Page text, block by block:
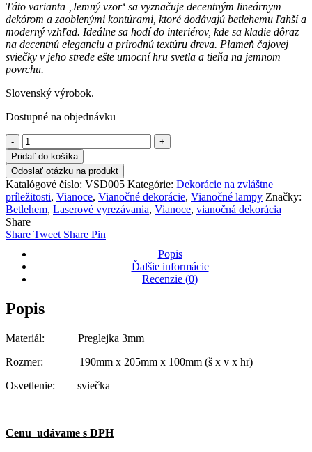
Táto varianta ‚Jemný vzor‘ sa vyznačuje decentným lineárnym
dekórom a zaoblenými kontúrami, ktoré dodávajú betlehemu ľahší a
moderný vzhľad. Ideálne sa hodí do interiérov, kde sa kladie dôraz
na decentnú eleganciu a prírodnú textúru dreva. Plameň čajovej
sviečky v jeho strede ešte umocní hru svetla a tieňa na jemnom
povrchu.
Slovenský výrobok.
Dostupné na objednávku
množstvo
Drevený
Betlehem
s
miestom
pre
čajovú
sviečku
-
Jemný
vzor
Pridať do košíka
Odoslať otázku na produkt
Katalógové číslo: VSD005 Kategórie: Dekorácie na zvláštne
príležitosti, Vianoce, Vianočné dekorácie, Vianočné lampy Značky:
Betlehem, Laserové vyrezávania, Vianoce, vianočná dekorácia
Share
Share Tweet Share Pin
Popis
Ďalšie informácie
Recenzie (0)
Popis
Materiál: Preglejka 3mm
Rozmer: 190mm x 205mm x 100mm (š x v x hr)
Osvetlenie: sviečka
Cenu udávame s DPH